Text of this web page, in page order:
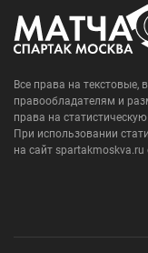
Все права на
правообладателям и
права на
При использовании
на сайт spartakmoskva.ru